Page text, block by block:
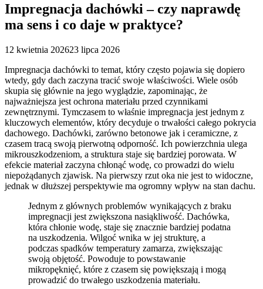
Impregnacja dachówki – czy naprawdę
ma sens i co daje w praktyce?
12 kwietnia 202623 lipca 2026
Impregnacja dachówki to temat, który często pojawia się dopiero
wtedy, gdy dach zaczyna tracić swoje właściwości. Wiele osób
skupia się głównie na jego wyglądzie, zapominając, że
najważniejsza jest ochrona materiału przed czynnikami
zewnętrznymi. Tymczasem to właśnie impregnacja jest jednym z
kluczowych elementów, który decyduje o trwałości całego pokrycia
dachowego. Dachówki, zarówno betonowe jak i ceramiczne, z
czasem tracą swoją pierwotną odporność. Ich powierzchnia ulega
mikrouszkodzeniom, a struktura staje się bardziej porowata. W
efekcie materiał zaczyna chłonąć wodę, co prowadzi do wielu
niepożądanych zjawisk. Na pierwszy rzut oka nie jest to widoczne,
jednak w dłuższej perspektywie ma ogromny wpływ na stan dachu.
Jednym z głównych problemów wynikających z braku
impregnacji jest zwiększona nasiąkliwość. Dachówka,
która chłonie wodę, staje się znacznie bardziej podatna
na uszkodzenia. Wilgoć wnika w jej strukturę, a
podczas spadków temperatury zamarza, zwiększając
swoją objętość. Powoduje to powstawanie
mikropęknięć, które z czasem się powiększają i mogą
prowadzić do trwałego uszkodzenia materiału.